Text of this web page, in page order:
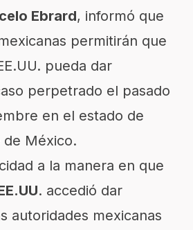
Ebrard, informó que
permitirán que
pueda dar
perpetrado el pasado
en el estado de
de México.
a la manera en que
. accedió dar
autoridades mexicanas